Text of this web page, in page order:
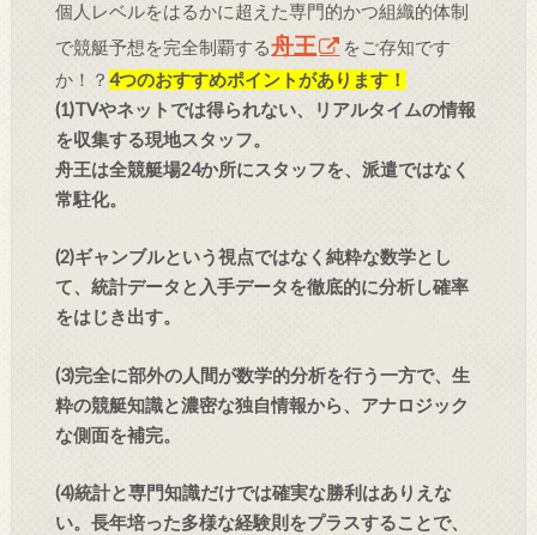
個人レベルをはるかに超えた専門的かつ組織的体制
で競艇予想を完全制覇する舟王
をご存知です
か！？4つのおすすめポイントがあります！
(1)TVやネットでは得られない、リアルタイムの情報
を収集する現地スタッフ。
舟王は全競艇場24か所にスタッフを、派遣ではなく
常駐化。
(2)ギャンブルという視点ではなく純粋な数学とし
て、統計データと入手データを徹底的に分析し確率
をはじき出す。
(3)完全に部外の人間が数学的分析を行う一方で、生
粋の競艇知識と濃密な独自情報から、アナロジック
な側面を補完。
(4)統計と専門知識だけでは確実な勝利はありえな
い。長年培った多様な経験則をプラスすることで、